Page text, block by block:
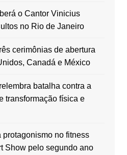
o Cantor Vinicius
no Rio de Janeiro
cerimônias de abertura
Canadá e México
batalha contra a
transformação física e
protagonismo no fitness
Show pelo segundo ano